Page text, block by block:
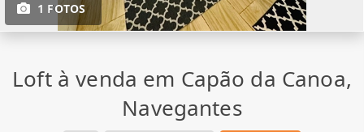
1 FOTOS
Loft à venda em Capão da Canoa,
Navegantes